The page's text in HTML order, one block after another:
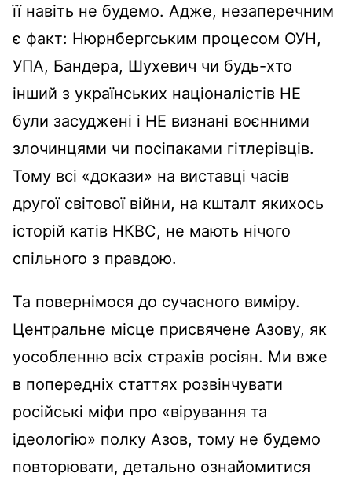
її навіть не будемо. Адже, незаперечним
є факт: Нюрнбергським процесом ОУН,
УПА, Бандера, Шухевич чи будь-хто
інший з українських націоналістів НЕ
були засуджені і НЕ визнані воєнними
злочинцями чи посіпаками гітлерівців.
Тому всі «докази» на виставці часів
другої світової війни, на кшталт якихось
історій катів НКВС, не мають нічого
спільного з правдою.
Та повернімося до сучасного виміру.
Центральне місце присвячене Азову, як
уособленню всіх страхів росіян. Ми вже
в попередніх статтях розвінчувати
російські міфи про «вірування та
ідеологію» полку Азов, тому не будемо
повторювати, детально ознайомитися